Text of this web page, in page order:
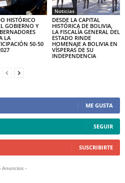
HISTÓRICO
GOBIERNO Y
LA
50-50
Noticias
DESDE LA CAPITAL
HISTÓRICA DE BOLIVIA,
LA FISCALÍA GENERAL DEL
ESTADO RINDE
HOMENAJE A BOLIVIA EN
VÍSPERAS DE SU
INDEPENDENCIA
ME GUSTA
SEGUIR
SUSCRIBIRTE
- Anuncios -